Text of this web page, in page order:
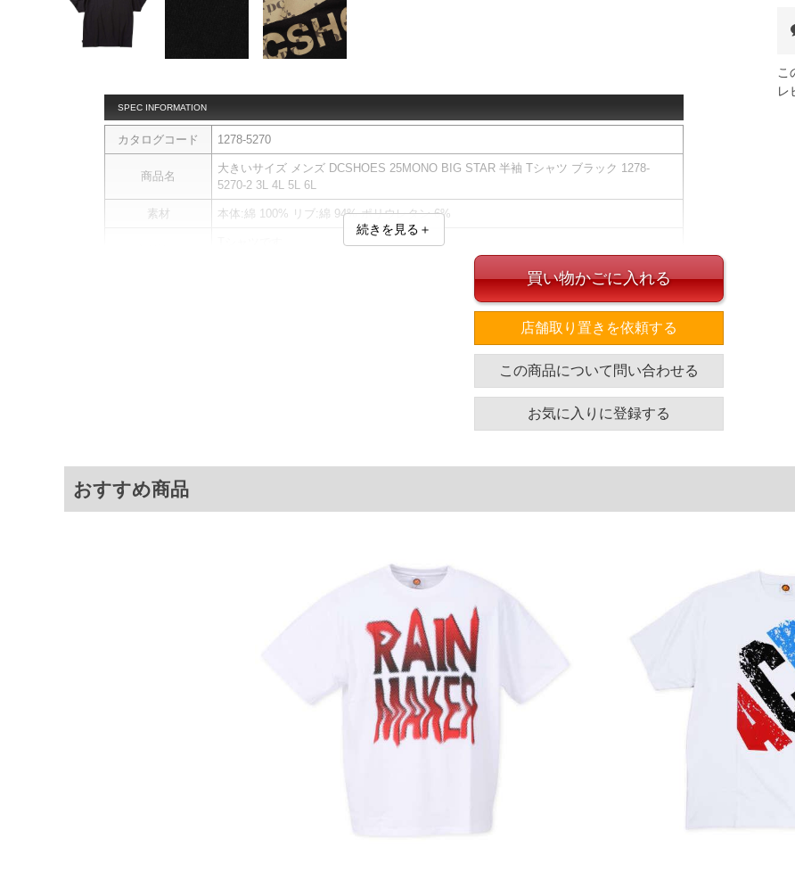
SPEC INFORMATION
カタログコード 1278-5270
商品名
大きいサイズ メンズ DCSHOES 25MONO BIG STAR 半袖 Tシャツ ブラック 1278-
5270-2 3L 4L 5L 6L
素材 本体:綿 100% リブ:綿 94% ポリウレタン 6%
肩幅 袖丈
60 25
62 26
単位はcm
ータ画面）によって、商品の色味が若干異なる場合がございます。予めご了承ください。
※当店での掲載商品は、実店鋪と在庫を共用しておりますので店頭での売り違い、店舗から
のお取り寄せ等により、お客様にご迷惑をお掛けしてしまう場合がございます。そのような
ことがない様最大限に努めておりますが、もしあった場合速やかにご連絡させて頂きますの
※【ボトムの裾上げをご希望の場合】
裾上げ料金は500円+税となります。
備考欄に股下●cmとご記入下さい。（裾上げ無料対象商品は1本につき税込6,000円以上の品
が対象。1本5,999円以下の商品は有料（500円+税）となります。）
出荷まで約1週間～20日間程お時間を頂く場合がございます。
尚、裾上げした商品は返品・交換不可となりますので、予めご了承下さい。
一部、お直しに対応出来ない商品がございます。(例：裾にファスナーや調節ひもが付いて
下着(肌着)やワイシャツは商品の性質上、返品交換不可とさせて頂いております。予めご了
続きを見る＋
こ
レ
買い物かごに入れる
店舗取り置きを依頼する
この商品について問い合わせる
お気に入りに登録する
おすすめ商品